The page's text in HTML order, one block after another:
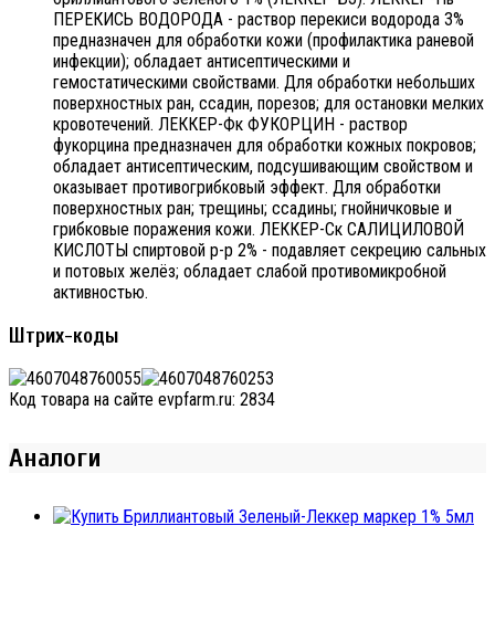
ПЕРЕКИСЬ ВОДОРОДА - раствор перекиси водорода 3%
предназначен для обработки кожи (профилактика раневой
инфекции); обладает антисептическими и
гемостатическими свойствами. Для обработки небольших
поверхностных ран, ссадин, порезов; для остановки мелких
кровотечений. ЛЕККЕР-Фк ФУКОРЦИН - раствор
фукорцина предназначен для обработки кожных покровов;
обладает антисептическим, подсушивающим свойством и
оказывает противогрибковый эффект. Для обработки
поверхностных ран; трещины; ссадины; гнойничковыe и
грибковые поражения кожи. ЛЕККЕР-Ск САЛИЦИЛОВОЙ
КИСЛОТЫ спиртовой р-р 2% - подавляет секрецию сальных
и потовых желёз; обладает слабой противомикробной
активностью.
Штрих-коды
Код товара на сайте evpfarm.ru: 2834
Аналоги